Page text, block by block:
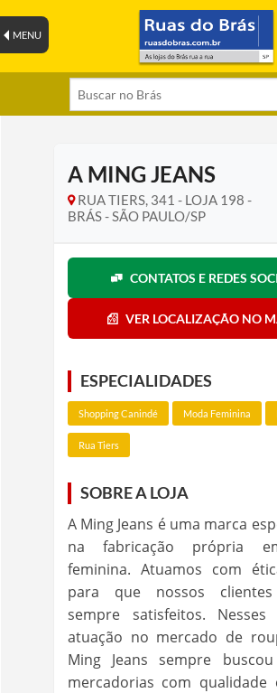
MENU
A MING JEANS
RUA TIERS, 341 - LOJA 198 -
BRÁS - SÃO PAULO/SP
CONTATOS E REDES
VER LOCALIZAÇÃO NO
ESPECIALIDADES
Shopping Canindé Moda Feminina
Rua Tiers
SOBRE A LOJA
A Ming Jeans é uma marca
na fabricação própria
feminina. Atuamos com
para que nossos clientes
sempre satisfeitos.
atuação no mercado de
Ming Jeans sempre
mercadorias com qualidade